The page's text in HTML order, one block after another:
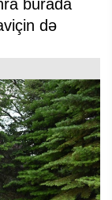
burada
də